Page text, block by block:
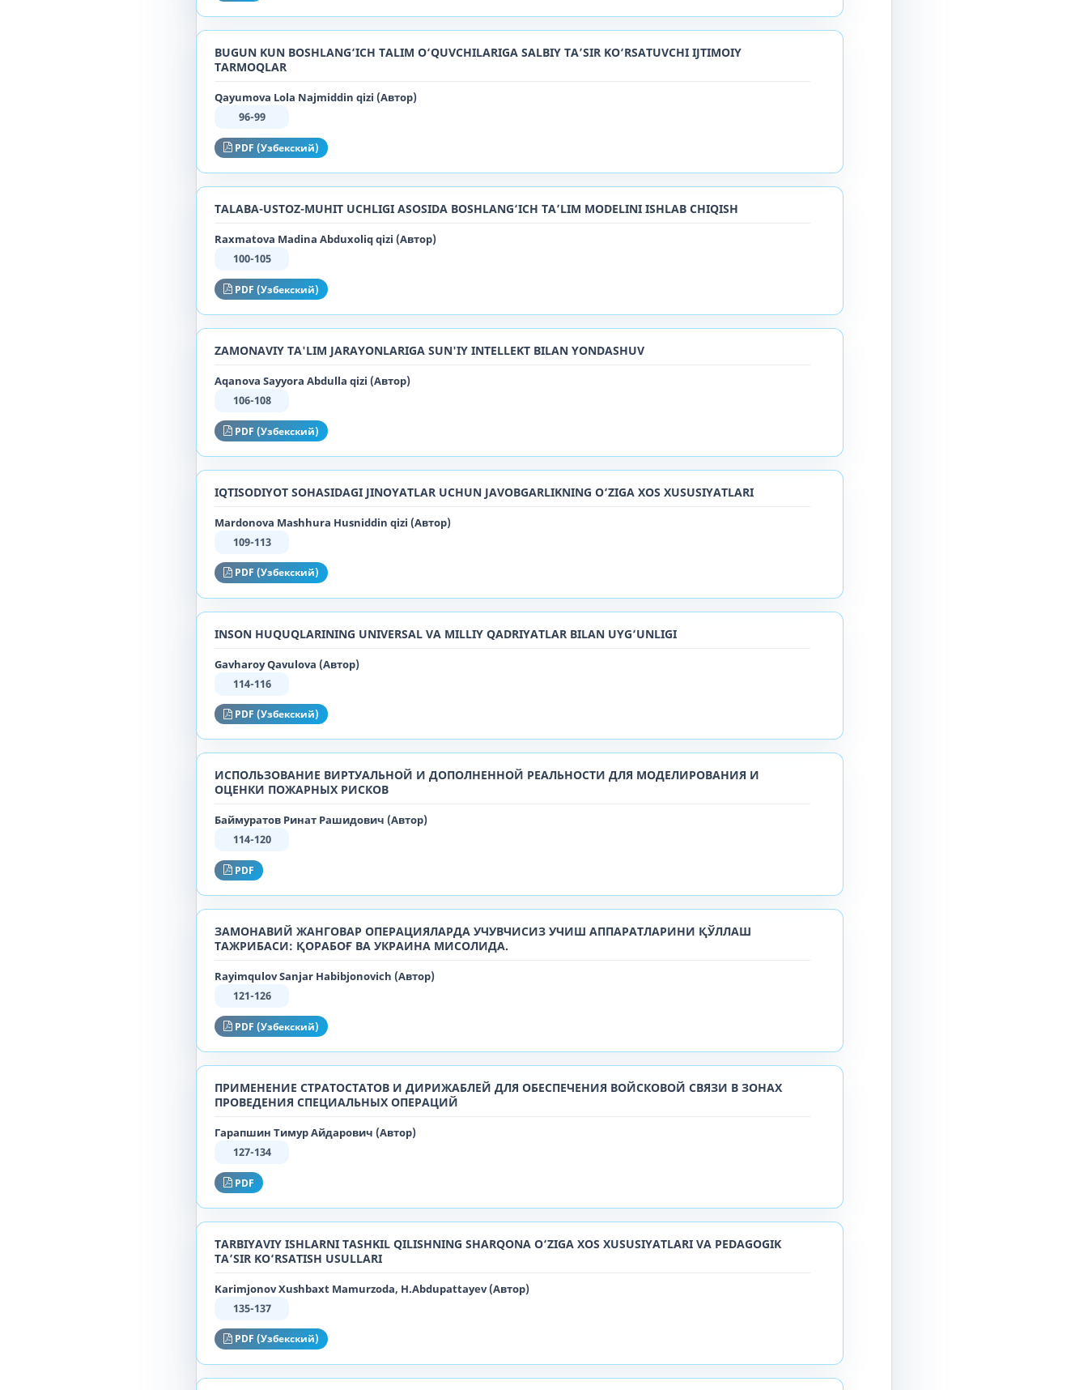
BUGUN KUN BOSHLANG‘ICH TALIM O‘QUVCHILARIGA SALBIY TA’SIR KO‘RSATUVCHI IJTIMOIY
TARMOQLAR
Qayumova Lola Najmiddin qizi (Автор)
96-99
PDF (Узбекский)
TALABA-USTOZ-MUHIT UCHLIGI ASOSIDA BOSHLANG‘ICH TA’LIM MODELINI ISHLAB CHIQISH
Raxmatova Madina Abduxoliq qizi (Автор)
100-105
PDF (Узбекский)
ZAMONAVIY TA'LIM JARAYONLARIGA SUN'IY INTELLEKT BILAN YONDASHUV
Aqanova Sayyora Abdulla qizi (Автор)
106-108
PDF (Узбекский)
IQTISODIYOT SOHASIDAGI JINOYATLAR UCHUN JAVOBGARLIKNING O‘ZIGA XOS XUSUSIYATLARI
Mardonova Mashhura Husniddin qizi (Автор)
109-113
PDF (Узбекский)
INSON HUQUQLARINING UNIVERSAL VA MILLIY QADRIYATLAR BILAN UYG‘UNLIGI
Gavharoy Qavulova (Автор)
114-116
PDF (Узбекский)
ИСПОЛЬЗОВАНИЕ ВИРТУАЛЬНОЙ И ДОПОЛНЕННОЙ РЕАЛЬНОСТИ ДЛЯ МОДЕЛИРОВАНИЯ И
ОЦЕНКИ ПОЖАРНЫХ РИСКОВ
Баймуратов Ринат Рашидович (Автор)
114-120
PDF
ЗАМОНАВИЙ ЖАНГОВАР ОПЕРАЦИЯЛАРДА УЧУВЧИСИЗ УЧИШ АППАРАТЛАРИНИ ҚЎЛЛАШ
ТАЖРИБАСИ: ҚОРАБОҒ ВА УКРАИНА МИСОЛИДА.
Rayimqulov Sanjar Habibjonovich (Автор)
121-126
PDF (Узбекский)
ПРИМЕНЕНИЕ СТРАТОСТАТОВ И ДИРИЖАБЛЕЙ ДЛЯ ОБЕСПЕЧЕНИЯ ВОЙСКОВОЙ СВЯЗИ В ЗОНАХ
ПРОВЕДЕНИЯ СПЕЦИАЛЬНЫХ ОПЕРАЦИЙ
Гарапшин Тимур Айдарович (Автор)
127-134
PDF
TARBIYAVIY ISHLARNI TASHKIL QILISHNING SHARQONA O‘ZIGA XOS XUSUSIYATLARI VA PEDAGOGIK
TA’SIR KO‘RSATISH USULLARI
Karimjonov Xushbaxt Mamurzoda, H.Abdupattayev (Автор)
135-137
PDF (Узбекский)